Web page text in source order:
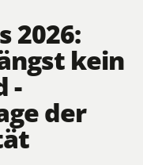
2026:
kein
-
der